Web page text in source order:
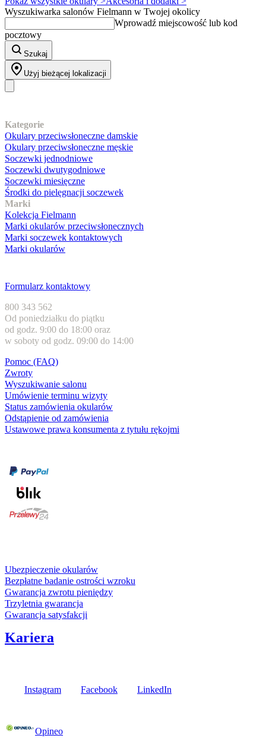
Wyszukiwarka salonów Fielmann w Twojej okolicy
Wprowadź miejscowość lub kod
pocztowy
Szukaj
Użyj bieżącej lokalizacji
Kategorie
Okulary przeciwsłoneczne damskie
Okulary przeciwsłoneczne męskie
Soczewki jednodniowe
Soczewki dwutygodniowe
Soczewki miesięczne
Środki do pielęgnacji soczewek
Marki
Kolekcja Fielmann
Marki okularów przeciwsłonecznych
Marki soczewek kontaktowych
Marki okularów
Formularz kontaktowy
800 343 562
Od poniedziałku do piątku
od godz. 9:00 do 18:00 oraz
w soboty od godz. 09:00 do 14:00
Pomoc (FAQ)
Zwroty
Wyszukiwanie salonu
Umówienie terminu wizyty
Status zamówienia okularów
Odstąpienie od zamówienia
Ustawowe prawa konsumenta z tytułu rękojmi
Ubezpieczenie okularów
Bezpłatne badanie ostrości wzroku
Gwarancja zwrotu pieniędzy
Trzyletnia gwarancja
Gwarancja satysfakcji
Kariera
Instagram Facebook LinkedIn
Opineo